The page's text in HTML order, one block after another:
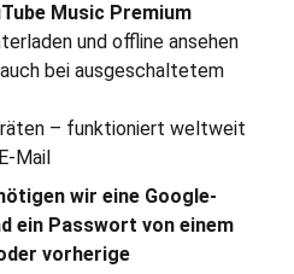
Music Premium
und offline ansehen
bei ausgeschaltetem
– funktioniert weltweit
Mail
wir eine Google-
ein Passwort von einem
vorherige